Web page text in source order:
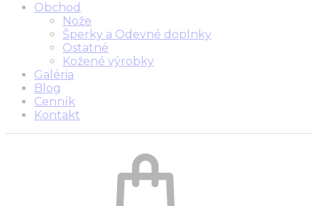
Obchod
Nože
Šperky a Odevné doplnky
Ostatné
Kožené výrobky
Galéria
Blog
Cenník
Kontakt